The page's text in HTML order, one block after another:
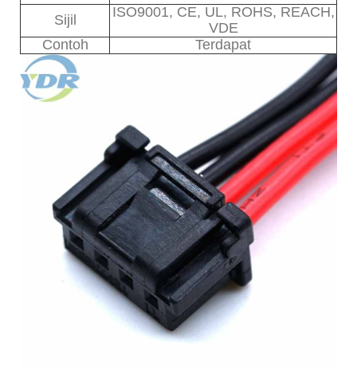
Sijil
ISO9001, CE, UL, ROHS, REACH,
VDE
Contoh
Terdapat